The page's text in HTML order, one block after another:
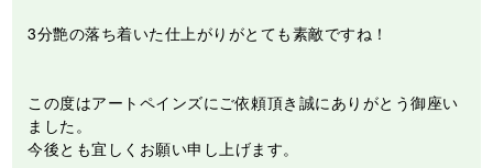
3分艶の落ち着いた仕上がりがとても素敵ですね！
この度はアートペインズにご依頼頂き誠にありがとう御座い
ました。
今後とも宜しくお願い申し上げます。